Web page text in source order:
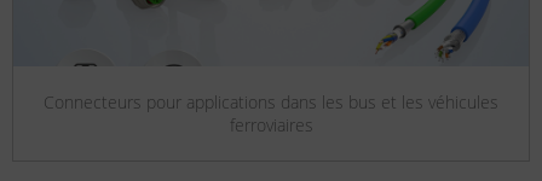
Connecteurs pour applications dans les bus et les véhicules
ferroviaires